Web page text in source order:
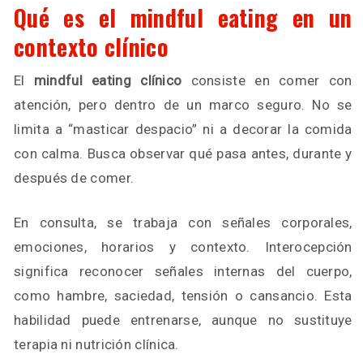
Qué es el mindful eating en un
contexto clínico
El mindful eating clínico consiste en comer con
atención, pero dentro de un marco seguro. No se
limita a “masticar despacio” ni a decorar la comida
con calma. Busca observar qué pasa antes, durante y
después de comer.
En consulta, se trabaja con señales corporales,
emociones, horarios y contexto. Interocepción
significa reconocer señales internas del cuerpo,
como hambre, saciedad, tensión o cansancio. Esta
habilidad puede entrenarse, aunque no sustituye
terapia ni nutrición clínica.